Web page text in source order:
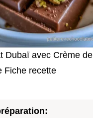
Dubaï avec Crème de
Fiche recette